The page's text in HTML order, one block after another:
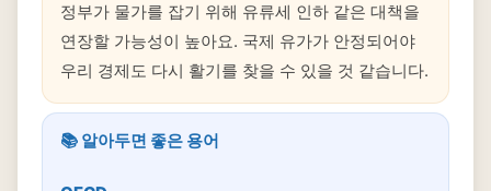
정부가 물가를 잡기 위해 유류세 인하 같은 대책을
연장할 가능성이 높아요. 국제 유가가 안정되어야
우리 경제도 다시 활기를 찾을 수 있을 것 같습니다.
📚 알아두면 좋은 용어